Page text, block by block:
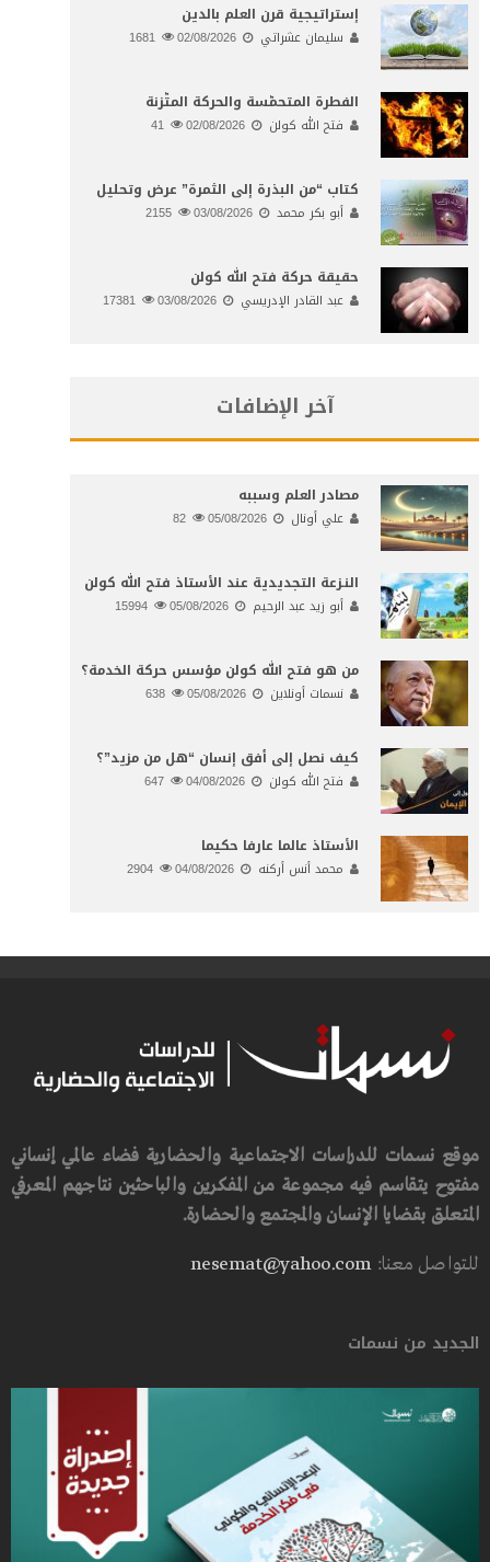
إستراتيجية قرن العلم بالدين
سليمان عشراتي 02/08/2026
الفطرة المتحمّسة والحركة المتّزنة
فتح الله كولن 02/08/2026
كتاب “من البذرة إلى الثمرة” عرض وتحليل
أبو بكر محمد 03/08/2026
حقيقة حركة فتح الله كولن
عبد القادر الإدريسي 03/08/2026
آخر الإضافات
مصادر العلم وسببه
علي أونال 05/08/2026
النـزعة التجديدية عند الأستاذ فتح الله كولن
أبو زيد عبد الرحيم 05/08/2026
من هو فتح الله كولن مؤسس حركة الخدمة؟
نسمات أونلاين 05/08/2026
كيف نصل إلى أفق إنسان “هل من مزيد”؟
فتح الله كولن 04/08/2026
الأستاذ عالما عارفا حكيما
محمد أنس أركنه 04/08/2026
موقع نسمات للدراسات الاجتماعية والحضارية فضاء عالمي إنساني
مفتوح يتقاسم فيه مجموعة من المفكرين والباحثين نتاجهم المعرفي
المتعلق بقضايا الإنسان والمجتمع والحضارة.
للتواصل معنا:nesemat@yahoo.com
الجديد من نسمات